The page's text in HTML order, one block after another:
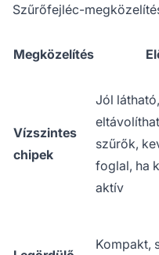
Szűrőfejléc-
Megközelítés
Vízszintes
chipek
Jól
szűrők,
foglal, ha
aktív
Kompakt,